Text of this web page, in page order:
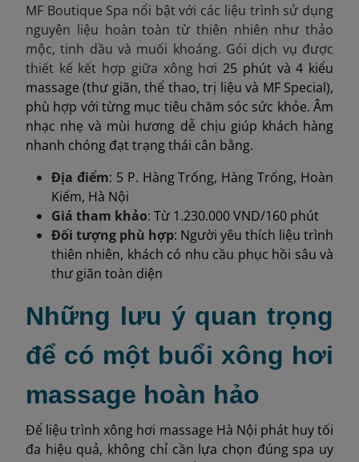
MF Boutique Spa nổi bật với các liệu trình sử dụng
nguyên liệu hoàn toàn từ thiên nhiên như thảo
mộc, tinh dầu và muối khoáng. Gói dịch vụ được
thiết kế kết hợp giữa xông hơi25 phút và 4 kiểu
massage (thư giãn, thể thao, trị liệu và MF Special),
phù hợp với từng mục tiêu chăm sóc sức khỏe. Âm
nhạc nhẹ và mùi hương dễ chịu giúp khách hàng
nhanh chóng đạt trạng thái cân bằng.
Địa điểm: 5 P. Hàng Trống, Hàng Trống, Hoàn
Kiếm, Hà Nội
Giá tham khảo: Từ 1.230.000 VND/160 phút
Đối tượng phù hợp: Người yêu thích liệu trình
thiên nhiên, khách có nhu cầu phục hồi sâu và
thư giãn toàn diện
Những lưu ý quan trọng
để có một buổi xông hơi
massage hoàn hảo
Để liệu trình xông hơi massage Hà Nội phát huy tối
đa hiệu quả, không chỉ cần lựa chọn đúng spa uy